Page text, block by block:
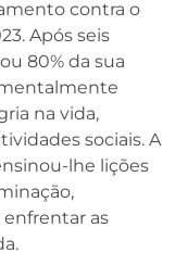
contra o
Após seis
80% da sua
na vida,
sociais. A
lhe lições
as